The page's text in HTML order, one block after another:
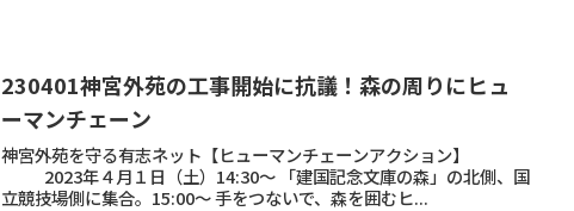
230401神宮外苑の工事開始に抗議！森の周りにヒュ
ーマンチェーン
神宮外苑を守る有志ネット【ヒューマンチェーンアクション】
2023年４月１日（土）14:30〜 「建国記念文庫の森」の北側、国
立競技場側に集合。15:00〜 手をつないで、森を囲むヒ...